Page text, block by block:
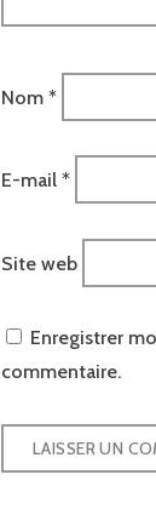
Nom *
E-mail *
Site web
Enregistrer
commentaire.